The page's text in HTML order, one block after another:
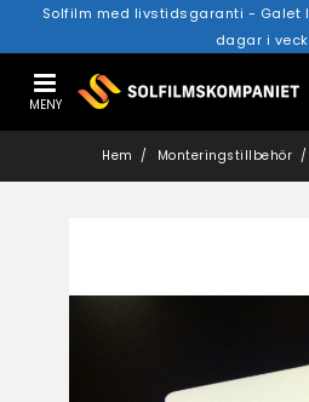
Solfilm med livstidsgaranti - Galet
dagar i
MENY
Hem Monteringstillbehör